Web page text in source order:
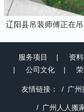
服务项目 资
公司文化
友情链接： 广州
广州人人搬